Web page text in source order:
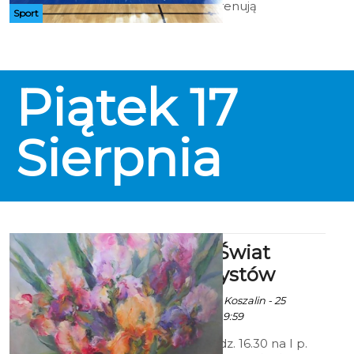
Sport
Koszalin ciężko trenują
przygotowując się rozgrywek
plenerze. Przed rozpoczęciem
sezonu zaplanowano szereg gier
kontrolnych.
Piątek 17
Sierpnia
Wystawa: Świat
oczami artystów
Ala za Urząd Miejski Koszalin - 25
Czerwca 2018 godz. 9:59
26 czerwca o godz. 16.30 na I p.